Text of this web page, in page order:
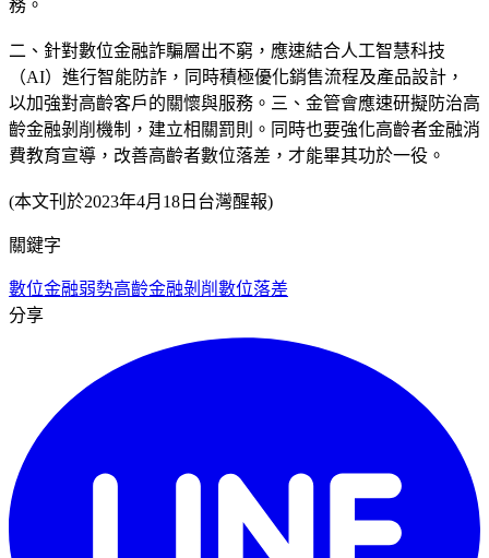
務。
二、針對數位金融詐騙層出不窮，應速結合人工智慧科技
（AI）進行智能防詐，同時積極優化銷售流程及產品設計，
以加強對高齡客戶的關懷與服務。三、金管會應速研擬防治高
齡金融剝削機制，建立相關罰則。同時也要強化高齡者金融消
費教育宣導，改善高齡者數位落差，才能畢其功於一役。
(本文刊於2023年4月18日台灣醒報)
關鍵字
數位金融弱勢高齡金融剝削 數位落差
分享